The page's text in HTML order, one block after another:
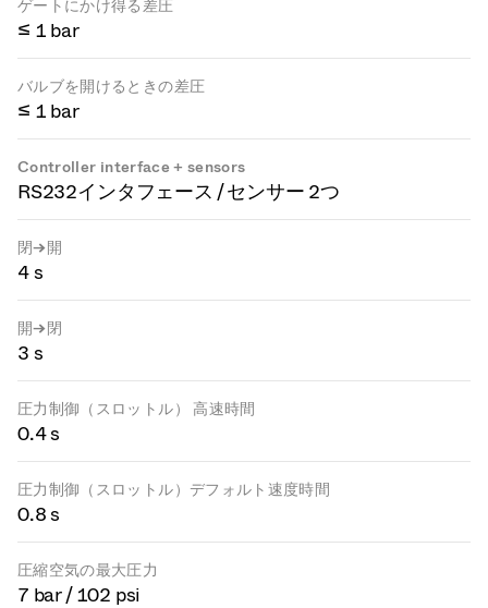
ゲートにかけ得る差圧
≤ 1 bar
バルブを開けるときの差圧
≤ 1 bar
Controller interface + sensors
RS232インタフェース / センサー 2つ
閉→開
4 s
開→閉
3 s
圧力制御（スロットル） 高速時間
0.4 s
圧力制御（スロットル）デフォルト速度時間
0.8 s
圧縮空気の最大圧力
7 bar / 102 psi